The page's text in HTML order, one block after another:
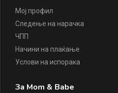
Мој профил
Следење на нарачка
ЧПП
Начини на плаќање
Услови на испорака
За Mom & Babe